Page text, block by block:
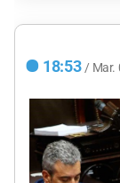
18:53 / Mar.